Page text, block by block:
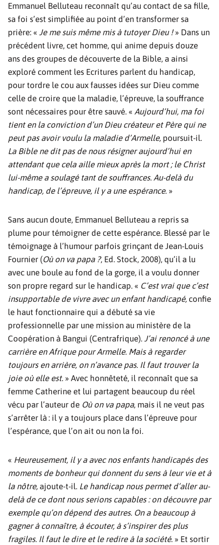
Emmanuel Belluteau reconnaît qu’au contact de sa fille,
sa foi s’est simplifiée au point d’en transformer sa
prière: « Je me suis même mis à tutoyer Dieu !» Dans un
précédent livre, cet homme, qui anime depuis douze
ans des groupes de découverte de la Bible, a ainsi
exploré comment les Ecritures parlent du handicap,
pour tordre le cou aux fausses idées sur Dieu comme
celle de croire que la maladie, l’épreuve, la souffrance
sont nécessaires pour être sauvé. « Aujourd’hui, ma foi
tient en la conviction d’un Dieu créateur et Père qui ne
peut pas avoir voulu la maladie d’Armelle, poursuit-il.
La Biblene dit pas de nous résigner aujourd’hui en
attendant que cela aille mieux après la mort ; le Christ
lui-même a soulagé tant de souffrances. Au-delà du
handicap, de l’épreuve, il y a une espérance. »
Sans aucun doute, Emmanuel Belluteau a repris sa
plume pour témoigner de cette espérance. Blessé par le
témoignage à l’humour parfois grinçant de Jean-Louis
Fournier (Où on va papa ?, Ed. Stock, 2008), qu’il a lu
avec une boule au fond de la gorge, il a voulu donner
son propre regard sur le handicap. « C’est vrai que c’est
insupportable de vivre avec un enfant handicapé, confie
le haut fonctionnaire qui a débuté sa vie
professionnelle par une mission au ministère de la
Coopération à Bangui (Centrafrique). J’ai renoncé à une
carrière en Afrique pour Armelle. Mais à regarder
toujours en arrière, on n’avance pas. Il faut trouver la
joie où elle est. » Avec honnêteté, il reconnaît que sa
femme Catherine et lui partagent beaucoup du réel
vécu par l’auteur de Où on va papa, mais il ne veut pas
s’arrêter là : il y a toujours place dans l’épreuve pour
l’espérance, que l’on ait ou non la foi.
« Heureusement, il y a avec nos enfants handicapés des
moments de bonheur qui donnent du sens à leur vie et à
la nôtre, ajoute-t-il. Le handicap nous permet d’aller au-
delà de ce dont nous serions capables : on découvre par
exemple qu’on dépend des autres. On a beaucoup à
gagner à connaître, à écouter, à s’inspirer des plus
fragiles. Il faut le dire et le redire à la société. » Et sortir